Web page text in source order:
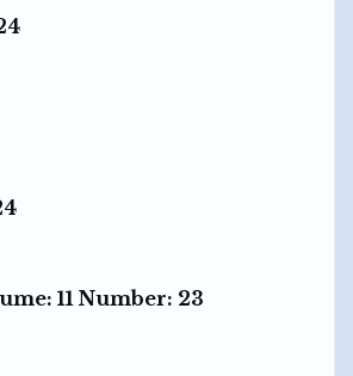
11 Number: 23